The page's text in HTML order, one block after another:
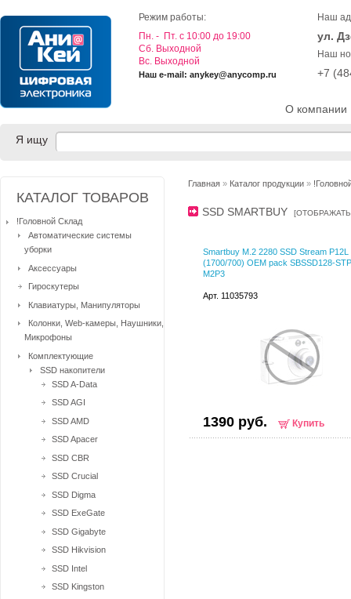
О компании
Режим работы:
Пн. - Пт. с 10:00 до 19:00
Cб. Выходной
Вс. Выходной
Наш e-mail: anykey@anycomp.ru
Наш
ул.
Наш
+7
Я ищу
Главная » Каталог продукции »
SSD SMARTBUY [
Smartbuy M.2 2280 SSD Stream P12L
(1700/700) OEM pack SBSSD128-
M2P3
Арт. 11035793
1390 руб. Купить
КАТАЛОГ ТОВАРОВ
!Головной Склад
Автоматические системы
уборки
Аксессуары
Гироскутеры
Клавиатуры, Манипуляторы
Колонки, Web-камеры, Наушники,
Микрофоны
Комплектующие
SSD накопители
SSD A-Data
SSD AGI
SSD AMD
SSD Apacer
SSD CBR
SSD Crucial
SSD Digma
SSD ExeGate
SSD Gigabyte
SSD Hikvision
SSD Intel
SSD Kingston